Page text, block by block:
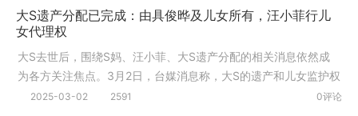
大S遗产分配已完成：由具俊晔及儿女所有，汪小菲行儿
女代理权
大S去世后，围绕S妈、汪小菲、大S遗产分配的相关消息依然成
为各方关注焦点。3月2日，台媒消息称，大S的遗产和儿女监护权
等相关问
0评论
2025-03-02 2591